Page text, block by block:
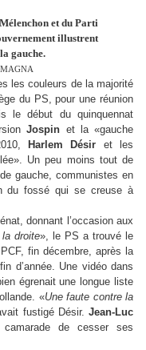
et du Parti
illustrent
gauche.
les couleurs de la majorité
du PS, pour une réunion
le début du quinquennat
Jospin et la «gauche
Harlem Désir et les
Un peu moins tout de
gauche, communistes en
du fossé qui se creuse à
donnant l’occasion aux
droite», le PS a trouvé le
fin décembre, après la
d’année. Une vidéo dans
égrenait une longue liste
«Une faute contre la
fustigé Désir.Jean-Luc
de cesser ses